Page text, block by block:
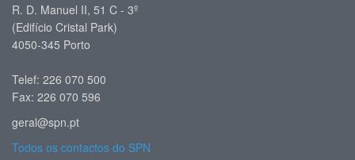
R. D. Manuel II, 51 C - 3º
(Edifício Cristal Park)
4050-345 Porto
Telef: 226 070 500
Fax: 226 070 596
geral@spn.pt
Todos os contactos do SPN